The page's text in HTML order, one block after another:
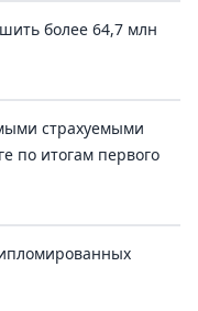
более 64,7 млн
страхуемыми
по итогам первого